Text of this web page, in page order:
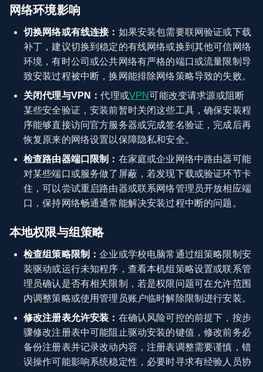
网络环境影响
切换网络或有线连接： 如果安装包需要联网验证或下载
补丁，建议切换到稳定的有线网络或换到其他可信网络
环境，有时公司或公共网络有严格的端口或流量限制导
致安装过程被中断，换网能排除网络策略导致的失败。
关闭代理与VPN：代理或VPN可能改变请求源或阻断
某些安全验证，安装前暂时关闭这些工具，确保安装程
序能够直接访问官方服务器或完成签名验证，完成后再
恢复原来的网络设置以保障隐私和安全。
检查路由器端口限制： 在家庭或企业网络中路由器可能
对某些端口或服务做了屏蔽，若发现下载或验证环节卡
住，可以尝试重启路由器或联系网络管理员开放相应端
口，保持网络畅通通常能解决安装过程中断的问题。
本地权限与组策略
检查组策略限制：企业或学校电脑常通过组策略限制安
装驱动或运行未知程序，查看本机组策略设置或联系管
理员确认是否有相关限制，若是权限问题可在允许范围
内调整策略或使用管理员账户临时解除限制进行安装。
修改注册表允许安装： 在确认风险可控的前提下，按步
骤修改注册表中可能阻止驱动安装的键值，修改前务必
备份注册表并记录改动内容，注册表调整需要谨慎，错
误操作可能影响系统稳定性，必要时寻求有经验人员协